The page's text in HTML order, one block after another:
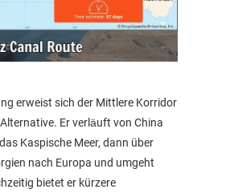
erweist sich der Mittlere Korridor
Er verläuft von China
Kaspische Meer, dann über
nach Europa und umgeht
bietet er kürzere